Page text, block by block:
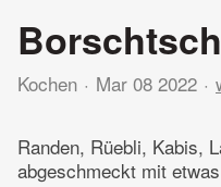
Kochen Mar 08 2022
Randen, Rüebli, Kabis,
abgeschmeckt mit